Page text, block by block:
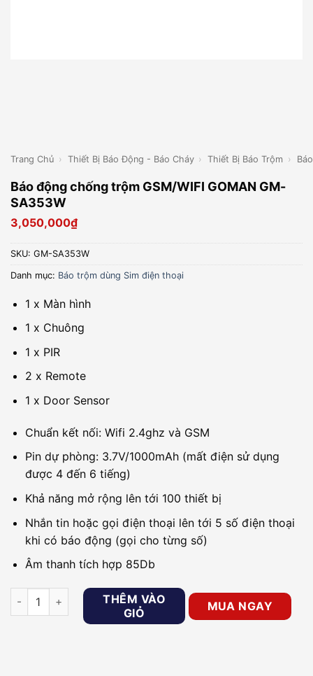
Trang Chủ › Thiết Bị Báo Động - Báo Cháy › Thiết Bị Báo Trộm ›
Báo động chống trộm GSM/WIFI GOMAN GM-
SA353W
3,050,000₫
SKU: GM-SA353W
Danh mục: Báo trộm dùng Sim điện thoại
1 x Màn hình
1 x Chuông
1 x PIR
2 x Remote
1 x Door Sensor
Chuẩn kết nối: Wifi 2.4ghz và GSM
Pin dự phòng: 3.7V/1000mAh (mất điện sử dụng
được 4 đến 6 tiếng)
Khả năng mở rộng lên tới 100 thiết bị
Nhắn tin hoặc gọi điện thoại lên tới 5 số điện thoại
khi có báo động (gọi cho từng số)
Âm thanh tích hợp 85Db
Báo động chống trộm GSM/WIFI GOMAN GM-SA353W số
THÊM VÀO
GIỎ
MUA NGAY